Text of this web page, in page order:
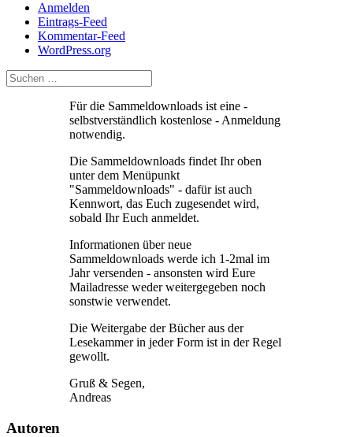
Anmelden
Eintrags-Feed
Kommentar-Feed
WordPress.org
Für die Sammeldownloads ist eine -
selbstverständlich kostenlose - Anmeldung
notwendig.
Die Sammeldownloads findet Ihr oben
unter dem Menüpunkt
"Sammeldownloads" - dafür ist auch
Kennwort, das Euch zugesendet wird,
sobald Ihr Euch anmeldet.
Informationen über neue
Sammeldownloads werde ich 1-2mal im
Jahr versenden - ansonsten wird Eure
Mailadresse weder weitergegeben noch
sonstwie verwendet.
Die Weitergabe der Bücher aus der
Lesekammer in jeder Form ist in der Regel
gewollt.
Gruß & Segen,
Andreas
Autoren